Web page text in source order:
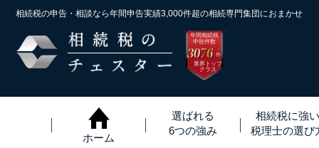
相続税の申告・相談なら年間申告実績3,000件超の相続専門集団におまかせ
年間相続税
申告件数
3076 ※
件
業界トップ
クラス
ホーム
選ばれる
6つの強み
相続税に強
税理士の選び